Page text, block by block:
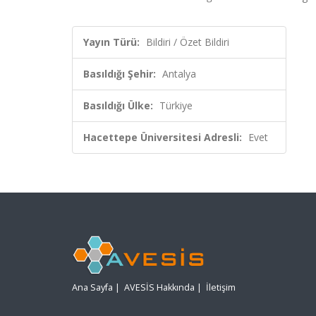
Yayın Türü: Bildiri / Özet Bildiri
Basıldığı Şehir: Antalya
Basıldığı Ülke: Türkiye
Hacettepe Üniversitesi Adresli: Evet
Ana Sayfa | AVESİS Hakkında | İletişim